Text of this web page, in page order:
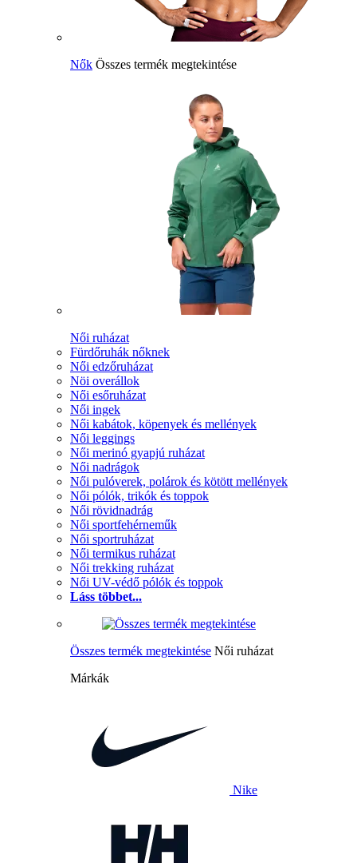
Nők Összes termék megtekintése
Női ruházat
Fürdőruhák nőknek
Női edzőruházat
Nöi overállok
Női esőruházat
Női ingek
Női kabátok, köpenyek és mellények
Női leggings
Női merinó gyapjú ruházat
Női nadrágok
Női pulóverek, polárok és kötött mellények
Női pólók, trikók és toppok
Női rövidnadrág
Női sportfehérneműk
Női sportruházat
Női termikus ruházat
Női trekking ruházat
Női UV-védő pólók és toppok
Láss többet...
Összes termék megtekintése Női ruházat
Márkák
Nike